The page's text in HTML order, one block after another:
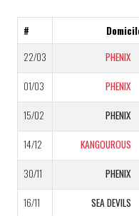
#
22/03
PHENIX
01/03 PHENIX
15/02 PHENIX
14/12 KANGOUROUS
30/11 PHENIX
16/11 SEA DEVILS